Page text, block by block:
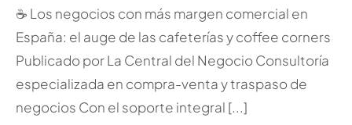
☕ Los negocios con más margen comercial en
España: el auge de las cafeterías y coffee corners
Publicado por La Central del Negocio Consultoría
especializada en compra-venta y traspaso de
negocios Con el soporte integral [...]